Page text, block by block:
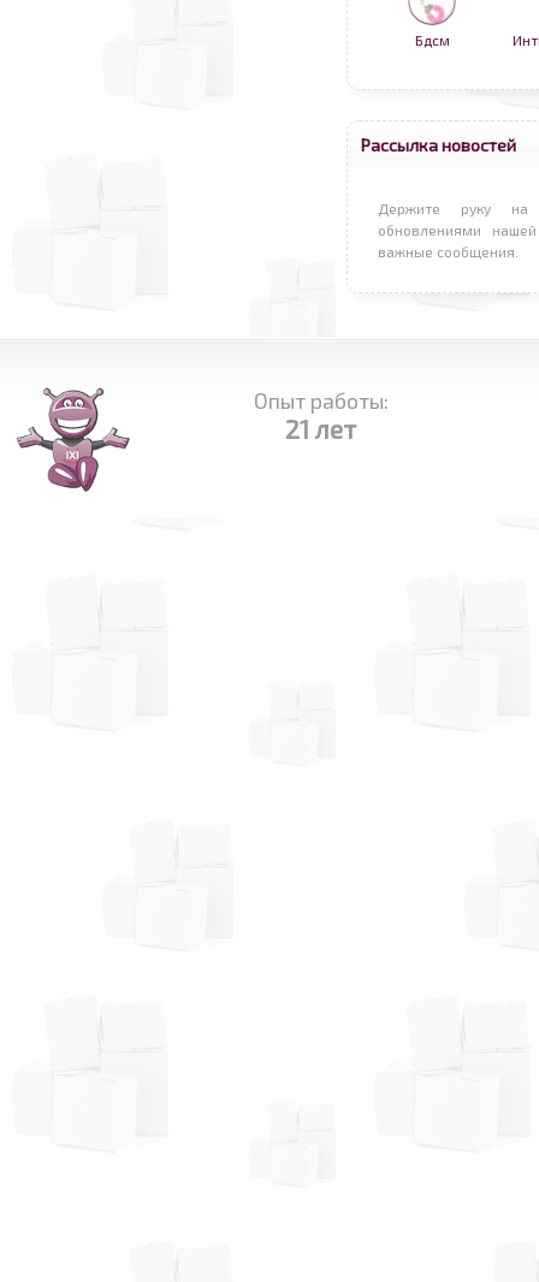
Бдсм
Рассылка новостей
Держите руку на
обновлениями
важные сообщения.
Опыт работы:
21 лет